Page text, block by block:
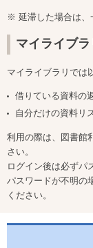
※ 延滞した場合は、
マイライブラ
マイライブラリでは
借りている資料の
自分だけの資料リ
利用の際は、図書館
さい。
ログイン後は必ずパ
パスワードが不明の
ください。